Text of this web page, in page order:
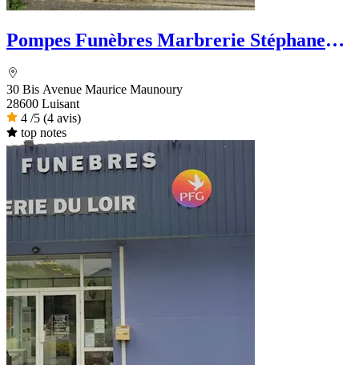
Pompes Funèbres Marbrerie Stéphane
30 Bis Avenue Maurice Maunoury
28600 Luisant
4 /5 (4 avis)
top notes